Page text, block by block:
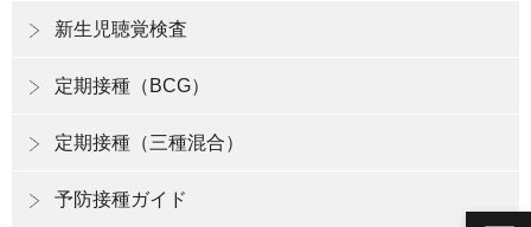
新生児聴覚検査
定期接種（BCG）
定期接種（三種混合）
予防接種ガイド